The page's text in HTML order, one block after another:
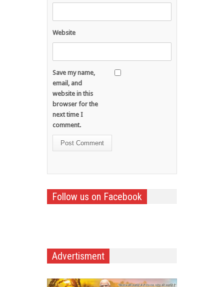
Website
Save my name,
email, and
website in this
browser for the
next time I
comment.
Follow us on Facebook
Advertisment